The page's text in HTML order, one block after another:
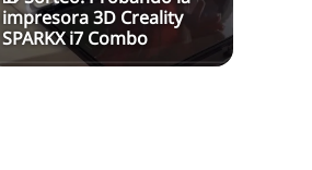
impresora 3D Creality
SPARKX i7 Combo